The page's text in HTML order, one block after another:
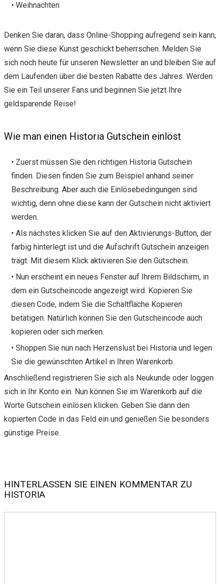
• Weihnachten
Denken Sie daran, dass Online-Shopping aufregend sein kann,
wenn Sie diese Kunst geschickt beherrschen. Melden Sie
sich noch heute für unseren Newsletter an und bleiben Sie auf
dem Laufenden über die besten Rabatte des Jahres. Werden
Sie ein Teil unserer Fans und beginnen Sie jetzt Ihre
geldsparende Reise!
Wie man einen Historia Gutschein einlöst
• Zuerst müssen Sie den richtigen Historia Gutschein
finden. Diesen finden Sie zum Beispiel anhand seiner
Beschreibung. Aber auch die Einlösebedingungen sind
wichtig, denn ohne diese kann der Gutschein nicht aktiviert
werden.
• Als nächstes klicken Sie auf den Aktivierungs-Button, der
farbig hinterlegt ist und die Aufschrift Gutschein anzeigen
trägt. Mit diesem Klick aktivieren Sie den Gutschein.
• Nun erscheint ein neues Fenster auf Ihrem Bildschirm, in
dem ein Gutscheincode angezeigt wird. Kopieren Sie
diesen Code, indem Sie die Schaltfläche Kopieren
betätigen. Natürlich können Sie den Gutscheincode auch
kopieren oder sich merken.
• Shoppen Sie nun nach Herzenslust bei Historia und legen
Sie die gewünschten Artikel in Ihren Warenkorb.
Anschließend registrieren Sie sich als Neukunde oder loggen
sich in Ihr Konto ein. Nun können Sie im Warenkorb auf die
Worte Gutschein einlösen klicken. Geben Sie dann den
kopierten Code in das Feld ein und genießen Sie besonders
günstige Preise.
HINTERLASSEN SIE EINEN KOMMENTAR ZU
HISTORIA